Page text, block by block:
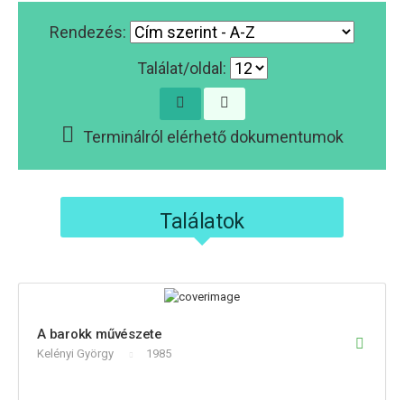
Rendezés:
Találat/oldal:
Terminálról elérhető dokumentumok
Találatok
A barokk művészete
Kelényi György 1985